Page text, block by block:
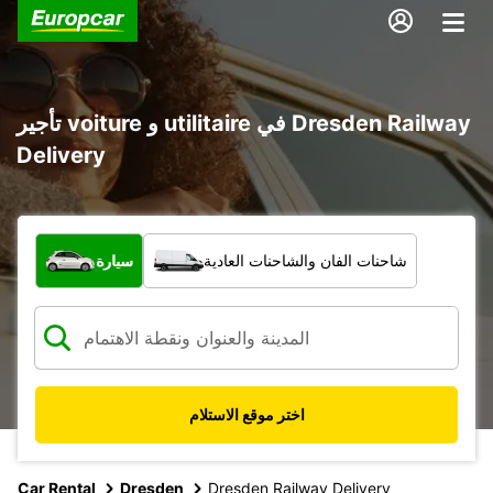
تأجير voiture و utilitaire في Dresden Railway
Delivery
ما نوع المركبة؟
سيارة شاحنات الفان والشاحنات العادية
اختر موقع الاستلام
Car Rental Dresden Dresden Railway Delivery